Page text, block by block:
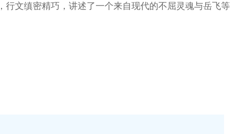
文缜密精巧，讲述了一个来自现代的不屈灵魂与岳飞等